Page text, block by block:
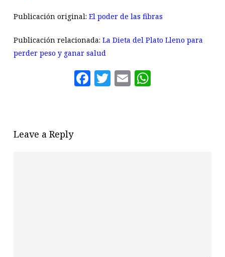
Publicación original: El poder de las fibras
Publicación relacionada: La Dieta del Plato Lleno para
perder peso y ganar salud
Facebook
Twitter
Email
Leave a Reply